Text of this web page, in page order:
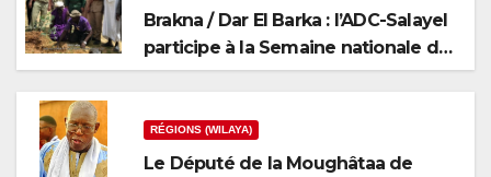
Brakna / Dar El Barka : l’ADC-Salayel
participe à la Semaine nationale de
l’arbre
RÉGIONS (WILAYA)
Le Député de la Moughâtaa de